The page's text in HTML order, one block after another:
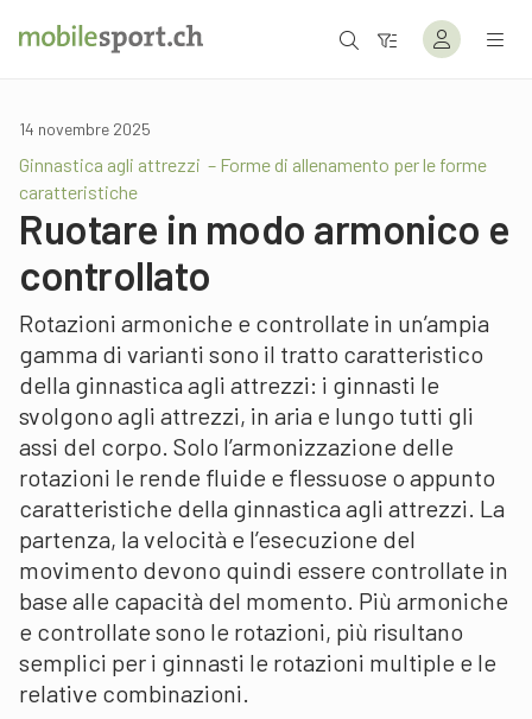
14 novembre 2025
Ginnastica agli attrezzi – Forme di allenamento per le forme
caratteristiche
Ruotare in modo armonico e
controllato
Rotazioni armoniche e controllate in un’ampia
gamma di varianti sono il tratto caratteristico
della ginnastica agli attrezzi: i ginnasti le
svolgono agli attrezzi, in aria e lungo tutti gli
assi del corpo. Solo l’armonizzazione delle
rotazioni le rende fluide e flessuose o appunto
caratteristiche della ginnastica agli attrezzi. La
partenza, la velocità e l’esecuzione del
movimento devono quindi essere controllate in
base alle capacità del momento. Più armoniche
e controllate sono le rotazioni, più risultano
semplici per i ginnasti le rotazioni multiple e le
relative combinazioni.